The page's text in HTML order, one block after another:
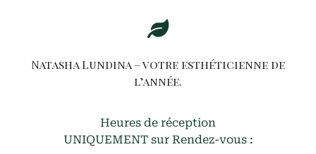
Natasha Lundina – votre esthéticienne de
l’année.
Heures de réception
UNIQUEMENT sur Rendez-vous :